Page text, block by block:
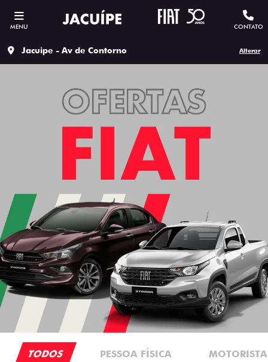
MENU CONTATO
Jacuipe - Av de Contorno Alterar
TODOS PESSOA FÍSICA